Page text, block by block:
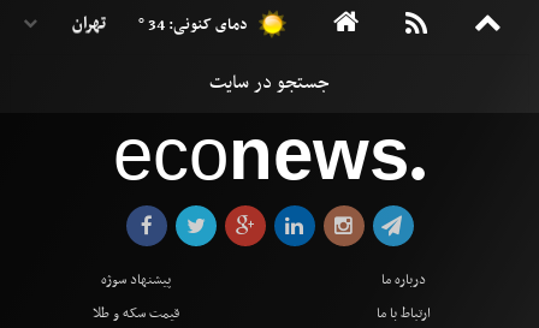
دمای کنونی: 34 °
econews●
درباره ما
ارتباط با ما
پیشنهاد سوژه
قیمت سکه و طلا